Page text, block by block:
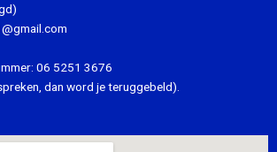
06 5251 3676
dan word je teruggebeld).